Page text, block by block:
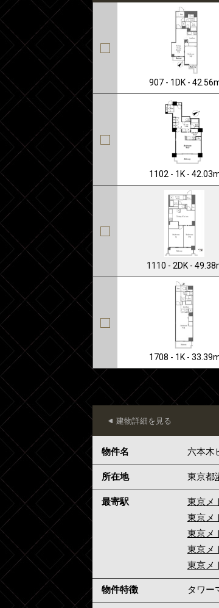
907 - 1DK -
1102 - 1K -
1110 - 2DK -
1708 - 1K -
建物詳細を見る
物件名 六本木
所在地 東京都
最寄駅 東京メ
東京メ
東京メ
東京メ
東京メ
物件特徴 タワー